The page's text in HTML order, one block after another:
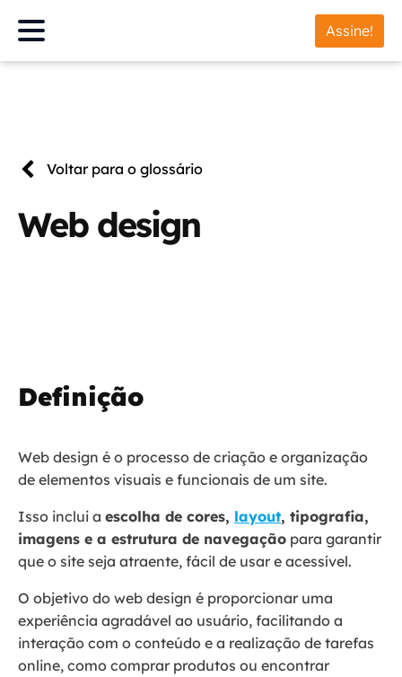
Assine!
Voltar para o glossário
Web design
Definição
Web design é o processo de criação e organização
de elementos visuais e funcionais de um site.
Isso inclui a escolha de cores, layout, tipografia,
imagens e a estrutura de navegação para garantir
que o site seja atraente, fácil de usar e acessível.
O objetivo do web design é proporcionar uma
experiência agradável ao usuário, facilitando a
interação com o conteúdo e a realização de tarefas
online, como comprar produtos ou encontrar